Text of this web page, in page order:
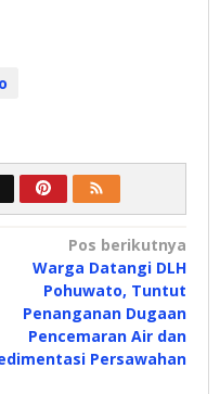
Pos berikutnya
Warga Datangi DLH
Pohuwato, Tuntut
Penanganan Dugaan
Pencemaran Air dan
Persawahan